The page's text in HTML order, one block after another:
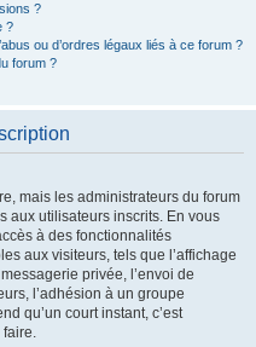
?
?
ou d’ordres légaux liés à ce forum ?
forum ?
mais les administrateurs du forum
aux utilisateurs inscrits. En vous
à des fonctionnalités
aux visiteurs, tels que l’affichage
privée, l’envoi de
l’adhésion à un groupe
qu’un court instant, c’est
faire.